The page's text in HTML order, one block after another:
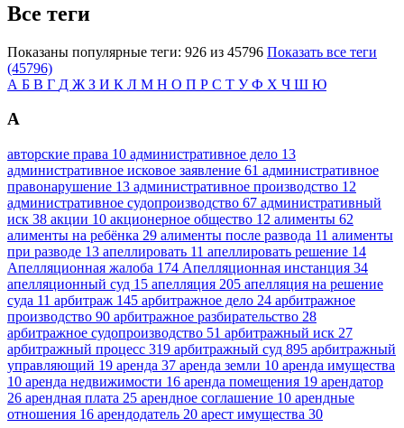
Все теги
Показаны популярные теги: 926 из 45796 Показать все теги
(45796)
А Б В Г Д Ж З И К Л М Н О П Р С Т УФ Х Ч Ш Ю
А
авторские права 10 административное дело 13
административное исковое заявление 61 административное
правонарушение 13 административное производство 12
административное судопроизводство 67 административный
иск 38 акции 10 акционерное общество 12 алименты 62
алименты на ребёнка 29 алименты после развода 11 алименты
при разводе 13 апеллировать 11 апеллировать решение 14
Апелляционная жалоба 174 Апелляционная инстанция 34
апелляционный суд 15 апелляция 205 апелляция на решение
суда 11 арбитраж 145 арбитражное дело 24 арбитражное
производство 90 арбитражное разбирательство 28
арбитражное судопроизводство 51 арбитражный иск 27
арбитражный процесс 319 арбитражный суд 895 арбитражный
управляющий 19 аренда 37 аренда земли 10 аренда имущества
10 аренда недвижимости 16 аренда помещения 19 арендатор
26 арендная плата 25 арендное соглашение 10 арендные
отношения 16 арендодатель 20 арест имущества 30